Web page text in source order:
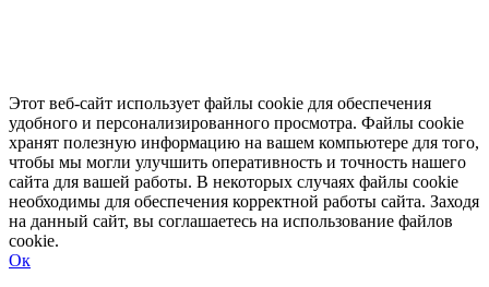
Этот веб-сайт использует файлы cookie для обеспечения
удобного и персонализированного просмотра. Файлы cookie
хранят полезную информацию на вашем компьютере для того,
чтобы мы могли улучшить оперативность и точность нашего
сайта для вашей работы. В некоторых случаях файлы cookie
необходимы для обеспечения корректной работы сайта. Заходя
на данный сайт, вы соглашаетесь на использование файлов
cookie.
Ок